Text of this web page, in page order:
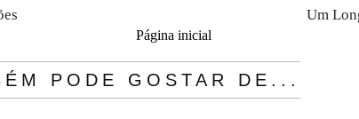
Um
Página inicial
PODE GOSTAR DE...